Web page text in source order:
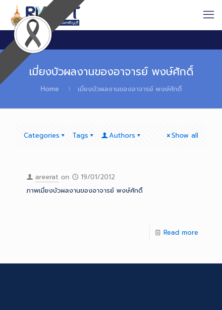
เมี่ยงบัวผลงานของอาจารย์ พงษ์ศักดิ์
Home เมี่ยงบัวผลงานของอาจารย์ พงษ์ศักดิ์
Categories Tags Authors Show all
areerat on
19/01/2012
ภาพเมี่ยงบัวผลงานของอาจารย์ พงษ์ศักดิ์
Read more